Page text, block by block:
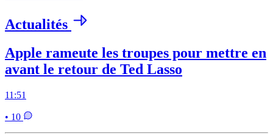
Actualités
Apple rameute les troupes pour mettre en
avant le retour de Ted Lasso
11:51
• 10